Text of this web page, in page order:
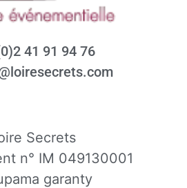
41 91 94 76
Secrets
n° IM 049130001
garanty